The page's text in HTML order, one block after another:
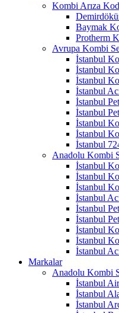
Kombi Arıza
Baymak
Protherm
Avrupa Kombi
İstanbul
İstanbul
İstanbul
İstanbul
İstanbul
İstanbul
İstanbul
İstanbul
İstanbul
Anadolu Kombi
İstanbul
İstanbul
İstanbul
İstanbul
İstanbul
İstanbul
İstanbul
İstanbul
İstanbul
Markalar
Anadolu Kombi
İstanbul
İstanbul
İstanbul